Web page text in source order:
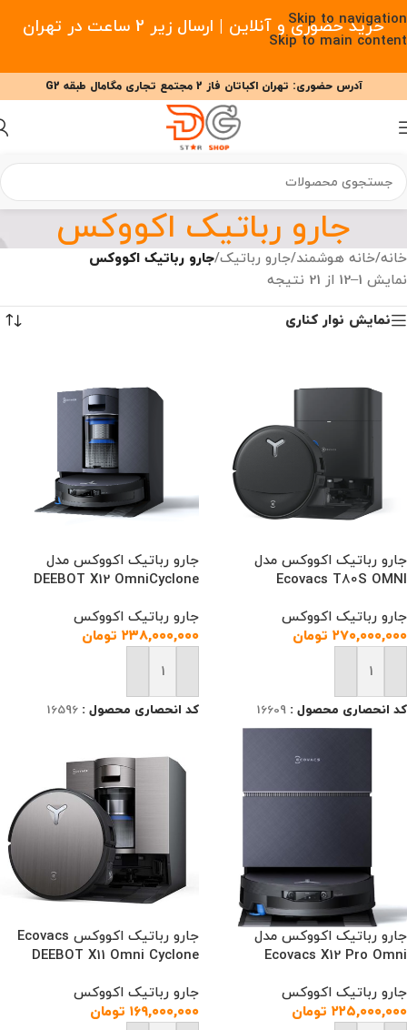
Skip to navigation
Skip to main content
خرید حضوری و آنلاین | ارسال زیر 2 ساعت در تهران
09377477910 - 09127708341 علیزاده
آدرس حضوری: تهران اکباتان فاز 2 مجتمع تجاری مگامال طبقه G2
جارو رباتیک اکووکس
خانه/خانه هوشمند/جارو رباتیک/جارو رباتیک اکووکس
نمایش 1–12 از 21 نتیجه
نمایش نوار کناری
جارو رباتیک اکووکس مدل
Ecovacs T80S OMNI
جارو رباتیک اکووکس
۲۷۰,۰۰۰,۰۰۰ تومان
افزودن به سبد خرید
کد انحصاری محصول : 16609
جارو رباتیک اکووکس مدل
DEEBOT X12 OmniCyclone
جارو رباتیک اکووکس
۲۳۸,۰۰۰,۰۰۰ تومان
افزودن به سبد خرید
کد انحصاری محصول : 16596
جارو رباتیک اکووکس مدل
Ecovacs X12 Pro Omni
جارو رباتیک اکووکس
۲۲۵,۰۰۰,۰۰۰ تومان
جارو رباتیک اکووکس Ecovacs
DEEBOT X11 Omni Cyclone
جارو رباتیک اکووکس
۱۶۹,۰۰۰,۰۰۰ تومان